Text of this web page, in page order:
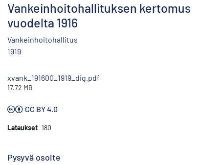
Vankeinhoitohallituksen kertomus
vuodelta 1916
Vankeinhoitohallitus
1919
xvank_191600_1919_dig.pdf
17.72 MB
CC BY 4.0
Lataukset 180
Pysyvä osoite